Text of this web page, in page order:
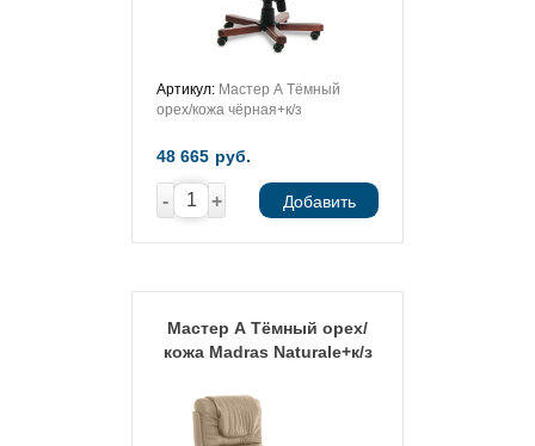
Артикул: Мастер А Тёмный
орех/кожа чёрная+к/з
48 665 руб.
- + Добавить
Мастер А Тёмный орех/
кожа Madras Naturale+к/з